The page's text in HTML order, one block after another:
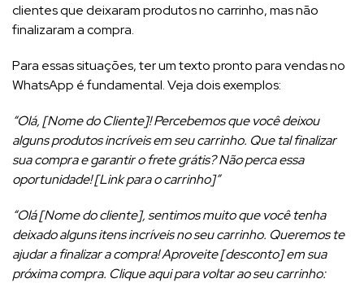
clientes que deixaram produtos no carrinho, mas não
finalizaram a compra.
Para essas situações, ter um texto pronto para vendas no
WhatsApp é fundamental. Veja dois exemplos:
“Olá, [Nome do Cliente]! Percebemos que você deixou
alguns produtos incríveis em seu carrinho. Que tal finalizar
sua compra e garantir o frete grátis? Não perca essa
oportunidade! [Link para o carrinho]”
“Olá [Nome do cliente], sentimos muito que você tenha
deixado alguns itens incríveis no seu carrinho. Queremos te
ajudar a finalizar a compra! Aproveite [desconto] em sua
próxima compra. Clique aqui para voltar ao seu carrinho: